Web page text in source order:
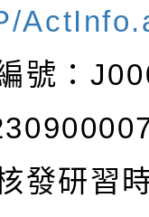
號：
發研習